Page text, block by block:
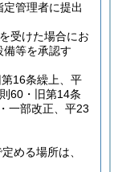
管理者に提出
受けた場合にお
備等を承認す
16条繰上、平
60・旧第14条
一部改正、平23
める場所は、